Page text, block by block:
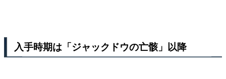
入手時期は「ジャックドウの亡骸」以降